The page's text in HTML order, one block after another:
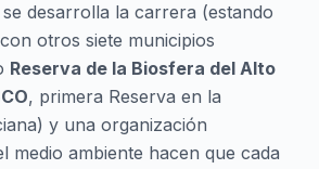
desarrolla la carrera (estando
otros siete municipios
Reserva de la Biosfera del Alto
, primera Reserva en la
y una organización
medio ambiente hacen que cada